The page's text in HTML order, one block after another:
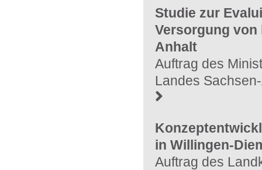
Studie zur
Versorgung von
Anhalt
Auftrag des
Landes
in Willingen-
Auftrag des